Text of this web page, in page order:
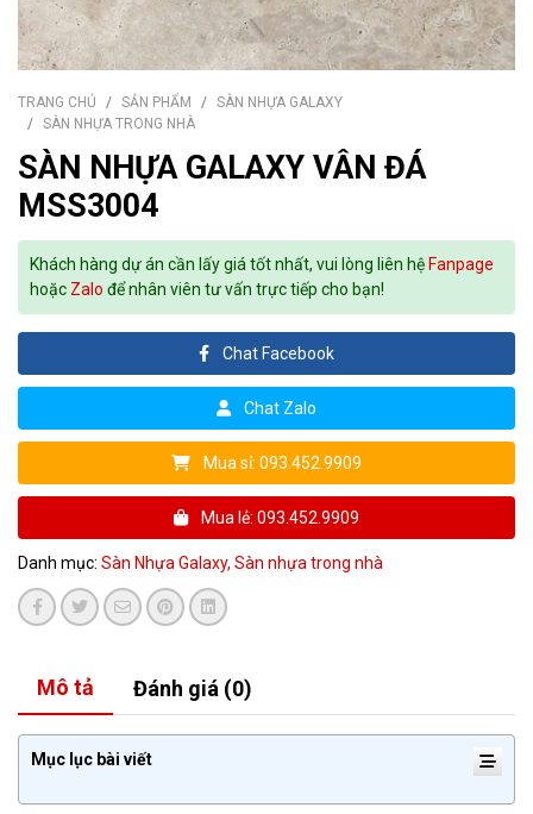
TRANG CHỦ SẢN PHẨM
SÀN NHỰA GALAXY
SÀN NHỰA TRONG NHÀ
SÀN NHỰA GALAXY VÂN ĐÁ
MSS3004
Khách hàng dự án cần lấy giá tốt nhất, vui lòng liên hệ Fanpage
hoặc Zalo để nhân viên tư vấn trực tiếp cho bạn!
Chat Facebook
Chat Zalo
Mua sỉ: 093.452.9909
Mua lẻ: 093.452.9909
Danh mục: Sàn Nhựa Galaxy, Sàn nhựa trong nhà
Mô tả Đánh giá (0)
Mục lục bài viết